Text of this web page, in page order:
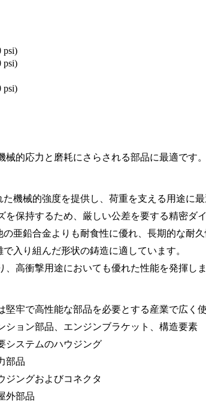
psi)
psi)
psi)
的応力と磨耗にさらされる部品に最適です。
機械的強度を提供し、荷重を支える用途に最
を保持するため、厳しい公差を要する精密ダ
亜鉛合金よりも耐食性に優れ、長期的な耐久
で入り組んだ形状の鋳造に適しています。
高衝撃用途においても優れた性能を発揮しま
堅牢で高性能な部品を必要とする産業で広く
ション部品、エンジンブラケット、構造要素
システムのハウジング
部品
ジングおよびコネクタ
外部品